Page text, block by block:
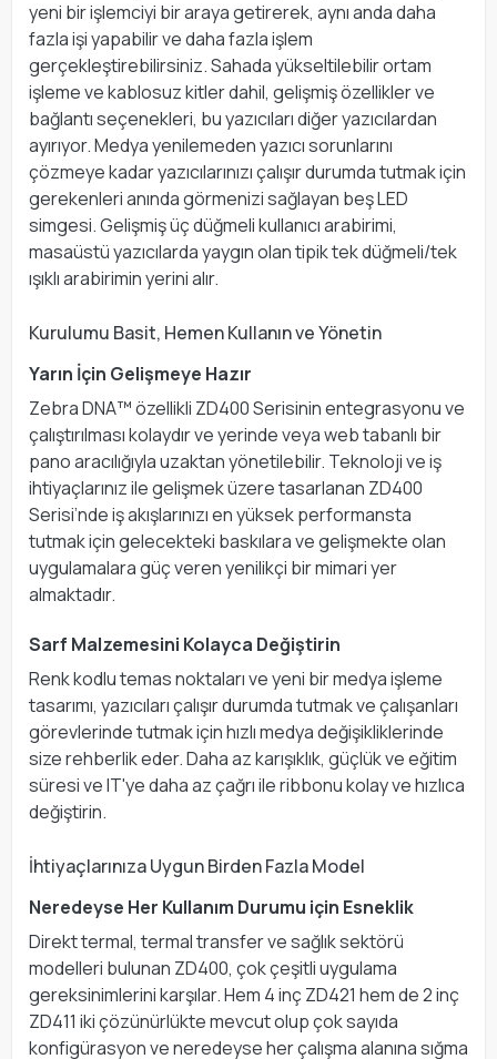
yeni bir işlemciyi bir araya getirerek, aynı anda daha
fazla işi yapabilir ve daha fazla işlem
gerçekleştirebilirsiniz. Sahada yükseltilebilir ortam
işleme ve kablosuz kitler dahil, gelişmiş özellikler ve
bağlantı seçenekleri, bu yazıcıları diğer yazıcılardan
ayırıyor. Medya yenilemeden yazıcı sorunlarını
çözmeye kadar yazıcılarınızı çalışır durumda tutmak için
gerekenleri anında görmenizi sağlayan beş LED
simgesi. Gelişmiş üç düğmeli kullanıcı arabirimi,
masaüstü yazıcılarda yaygın olan tipik tek düğmeli/tek
ışıklı arabirimin yerini alır.
Kurulumu Basit, Hemen Kullanın ve Yönetin
Yarın İçin Gelişmeye Hazır
Zebra DNA™ özellikli ZD400 Serisinin entegrasyonu ve
çalıştırılması kolaydır ve yerinde veya web tabanlı bir
pano aracılığıyla uzaktan yönetilebilir. Teknoloji ve iş
ihtiyaçlarınız ile gelişmek üzere tasarlanan ZD400
Serisi’nde iş akışlarınızı en yüksek performansta
tutmak için gelecekteki baskılara ve gelişmekte olan
uygulamalara güç veren yenilikçi bir mimari yer
almaktadır.
Sarf Malzemesini Kolayca Değiştirin
Renk kodlu temas noktaları ve yeni bir medya işleme
tasarımı, yazıcıları çalışır durumda tutmak ve çalışanları
görevlerinde tutmak için hızlı medya değişikliklerinde
size rehberlik eder. Daha az karışıklık, güçlük ve eğitim
süresi ve IT'ye daha az çağrı ile ribbonu kolay ve hızlıca
değiştirin.
İhtiyaçlarınıza Uygun Birden Fazla Model
Neredeyse Her Kullanım Durumu için Esneklik
Direkt termal, termal transfer ve sağlık sektörü
modelleri bulunan ZD400, çok çeşitli uygulama
gereksinimlerini karşılar. Hem 4 inç ZD421 hem de 2 inç
ZD411 iki çözünürlükte mevcut olup çok sayıda
konfigürasyon ve neredeyse her çalışma alanına sığma